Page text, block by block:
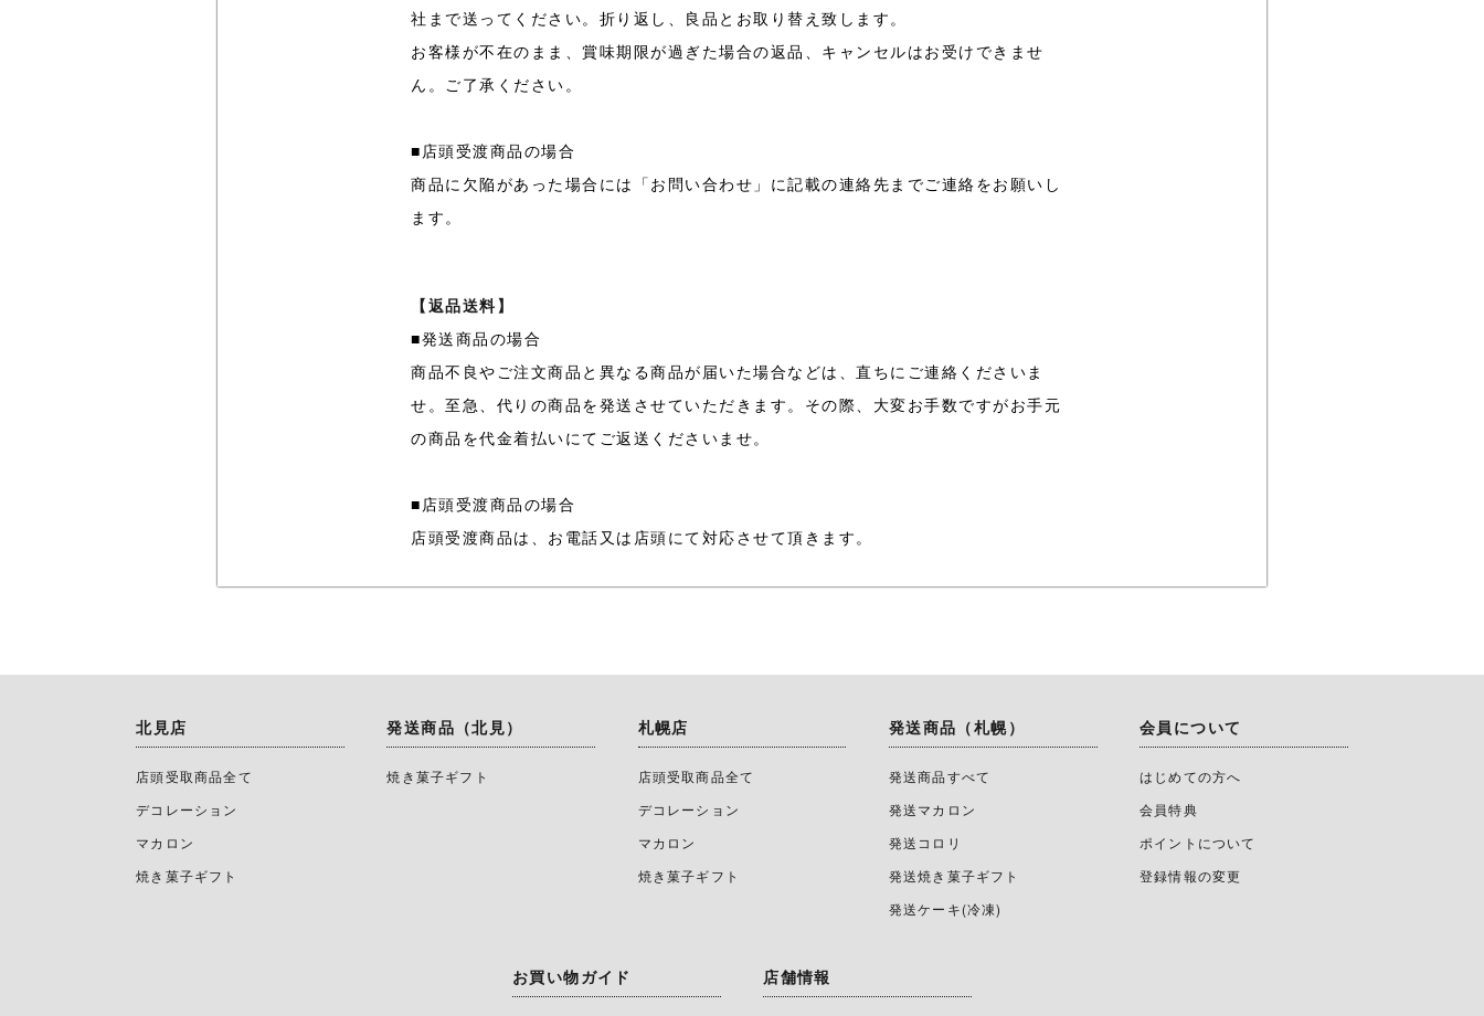
社まで送ってください。折り返し、良品とお取り替え致します。
お客様が不在のまま、賞味期限が過ぎた場合の返品、キャンセルはお受けできませ
ん。ご了承ください。
■店頭受渡商品の場合
商品に欠陥があった場合には「お問い合わせ」に記載の連絡先までご連絡をお願いし
ます。
【返品送料】
■発送商品の場合
商品不良やご注文商品と異なる商品が届いた場合などは、直ちにご連絡くださいま
せ。至急、代りの商品を発送させていただきます。その際、大変お手数ですがお手元
の商品を代金着払いにてご返送くださいませ。
■店頭受渡商品の場合
店頭受渡商品は、お電話又は店頭にて対応させて頂きます。
北見店
店頭受取商品全て
デコレーション
マカロン
焼き菓子ギフト
発送商品（北見）
焼き菓子ギフト
札幌店
店頭受取商品全て
デコレーション
マカロン
焼き菓子ギフト
発送商品（札幌）
発送商品すべて
発送マカロン
発送コロリ
発送焼き菓子ギフト
発送ケーキ(冷凍)
会員について
はじめての方へ
会員特典
ポイントについて
登録情報の変更
お買い物ガイド 店舗情報